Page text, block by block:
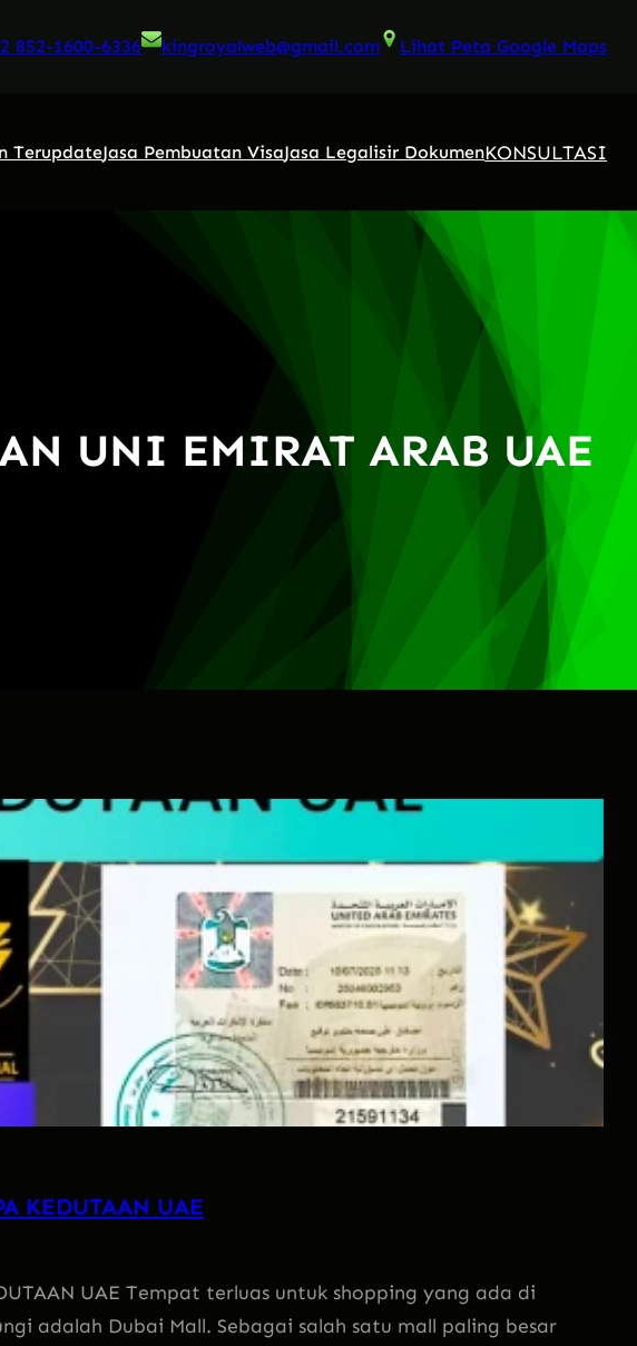
852-1600-6336 kingroyalweb@gmail.com Lihat Peta Google Maps
TerupdateJasa Pembuatan VisaJasa Legalisir DokumenKONSULTASI
UNI EMIRAT ARAB UAE
KEDUTAAN UAE
UAE Tempat terluas untuk shopping yang ada di
adalah Dubai Mall. Sebagai salah satu mall paling besar